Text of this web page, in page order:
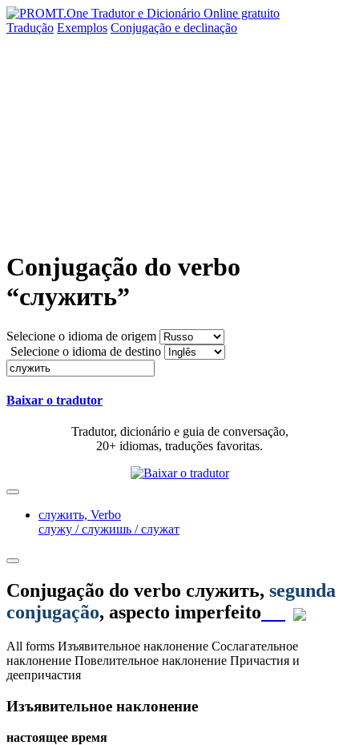
Tradução Exemplos Conjugação e declinação
Conjugação do verbo
“служить”
Selecione o idioma de origem
Selecione o idioma de destino
Baixar o tradutor
Tradutor, dicionário e guia de conversação,
20+ idiomas, traduções favoritas.
служить, Verbo
служу / служишь / служат
Conjugação do verbo служить, segunda
conjugação, aspecto imperfeito
All forms Изъявительное наклонение Сослагательное
наклонение Повелительное наклонение Причастия и
деепричастия
Изъявительное наклонение
настоящее время